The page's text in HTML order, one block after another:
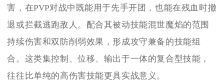
害，在PVP对战中既能用于先手开团，也能在残血时撤
退或拦截逃跑敌人。配合其被动技能混世魔焰的范围
持续伤害和双防削弱效果，形成攻守兼备的技能组
合。这类集控制、位移、输出于一体的复合型技能，
往往比单纯的高伤害技能更具实战意义。